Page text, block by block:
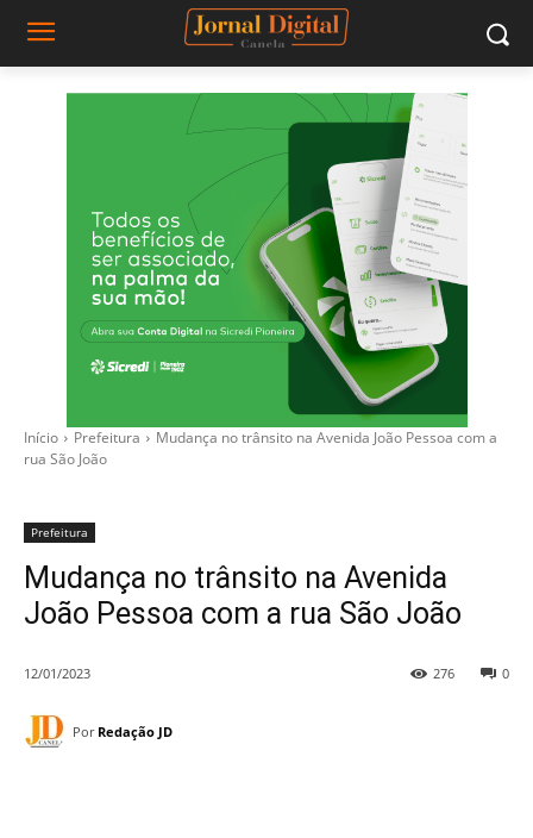
Início Prefeitura
Mudança no trânsito na Avenida João Pessoa com a
rua São João
Prefeitura
Mudança no trânsito na Avenida
João Pessoa com a rua São João
12/01/2023 0
276
Por Redação JD